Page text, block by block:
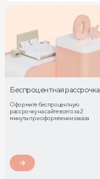
Беспроцентная рассрочка
Оформите беспроцентную
рассрочку на сайте всего за 2
минуты при оформлении заказа